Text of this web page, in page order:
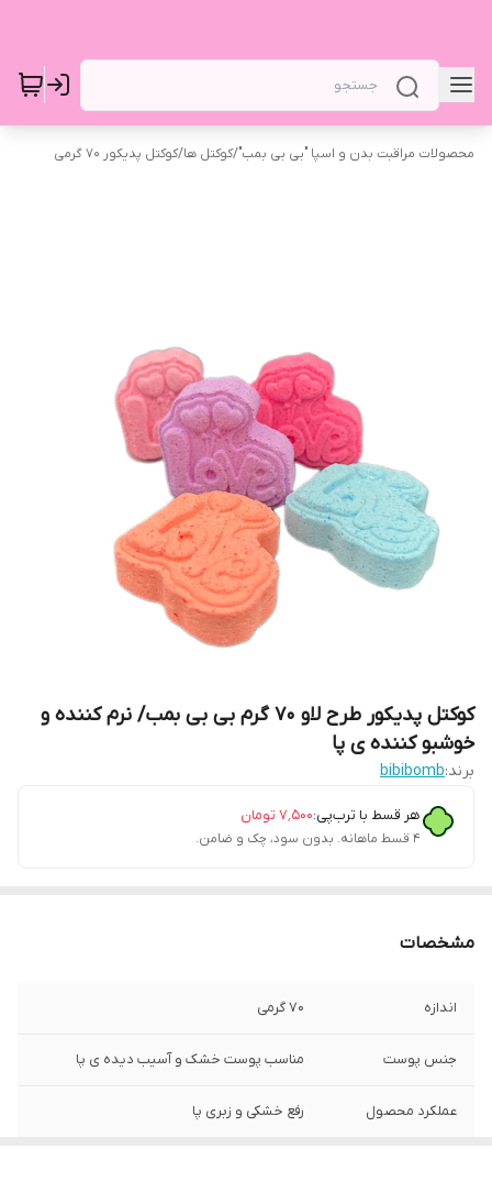
محصولات مراقبت بدن و اسپا "بی بی بمب"/کوکتل ها/کوکتل پدیکور 70 گرمی
کوکتل پدیکور طرح لاو 70 گرم بی بی بمب/ نرم کننده و
خوشبو کننده ی پا
برند:bibibomb
هر قسط با ترب‌پی:۷٬۵۰۰ تومان
۴ قسط ماهانه. بدون سود، چک و ضامن.
مشخصات
اندازه 70 گرمی
جنس پوست مناسب پوست خشک و آسیب دیده ی پا
عملکرد محصول رفع خشکی و زبری پا